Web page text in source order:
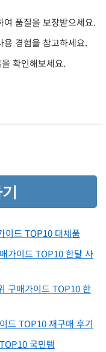
품질을 보장받으세요.
경험을 참고하세요.
확인해보세요.
이드 TOP10 대체품
가이드 TOP10 한달 사
구매가이드 TOP10 한
드 TOP10 재구매 후기
국민템